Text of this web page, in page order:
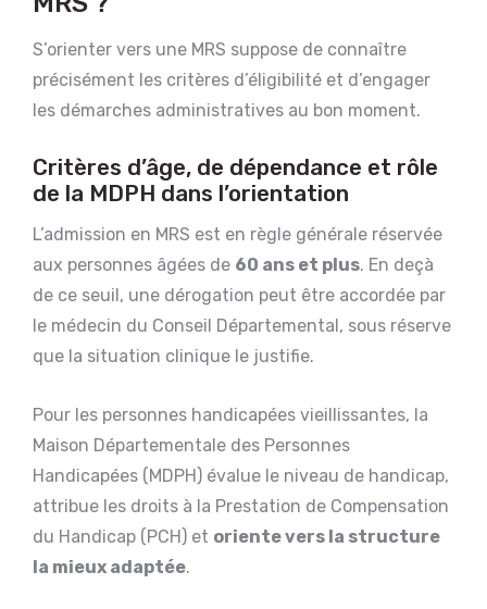
S’orienter vers une MRS suppose de connaître
précisément les critères d’éligibilité et d’engager
les démarches administratives au bon moment.
Critères d’âge, de dépendance et rôle
de la MDPH dans l’orientation
L’admission en MRS est en règle générale réservée
aux personnes âgées de 60 ans et plus. En deçà
de ce seuil, une dérogation peut être accordée par
le médecin du Conseil Départemental, sous réserve
que la situation clinique le justifie.
Pour les personnes handicapées vieillissantes, la
Maison Départementale des Personnes
Handicapées (MDPH) évalue le niveau de handicap,
attribue les droits à la Prestation de Compensation
du Handicap (PCH) et oriente vers la structure
la mieux adaptée.